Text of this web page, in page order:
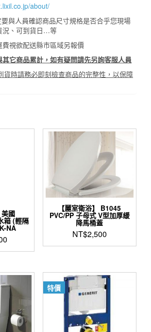
about/
與人員確認商品尺寸規格是否合乎您現場
況、可到貨日…等
視欲配送縣市區域另報價
它商品累計，如有疑問請先另詢客服人員
貨時請務必即刻檢查商品的完整性，以保障
美國
箱 (輕隔
NA
【麗室衛浴】 B1045
PVC/PP 子母式 V型加厚緩
降馬桶蓋
NT$2,500
特價